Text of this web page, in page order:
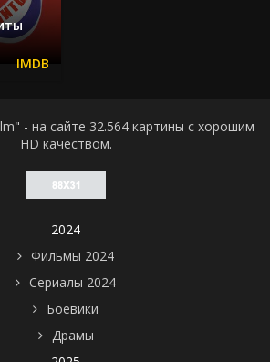
- на сайте 32.564 картины с хорошим
HD качеством.
2024
Фильмы 2024
Сериалы 2024
Боевики
Драмы